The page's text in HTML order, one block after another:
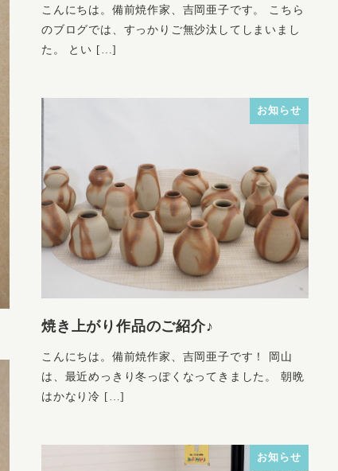
こんにちは。備前焼作家、吉岡亜子です。 こちら
のブログでは、すっかりご無沙汰してしまいまし
た。 とい […]
お知らせ
焼き上がり作品のご紹介♪
こんにちは。備前焼作家、吉岡亜子です！ 岡山
は、最近めっきり冬っぽくなってきました。 朝晩
はかなり冷 […]
お知らせ